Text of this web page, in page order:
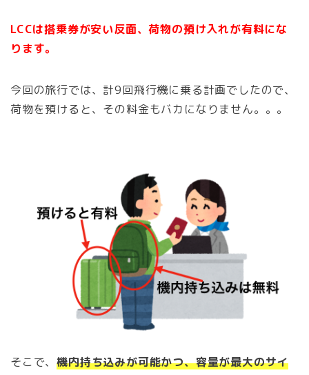
LCCは搭乗券が安い反面、荷物の預け入れが有料にな
ります。
今回の旅行では、計9回飛行機に乗る計画でしたので、
荷物を預けると、その料金もバカになりません。。。
そこで、機内持ち込みが可能かつ、容量が最大のサイ